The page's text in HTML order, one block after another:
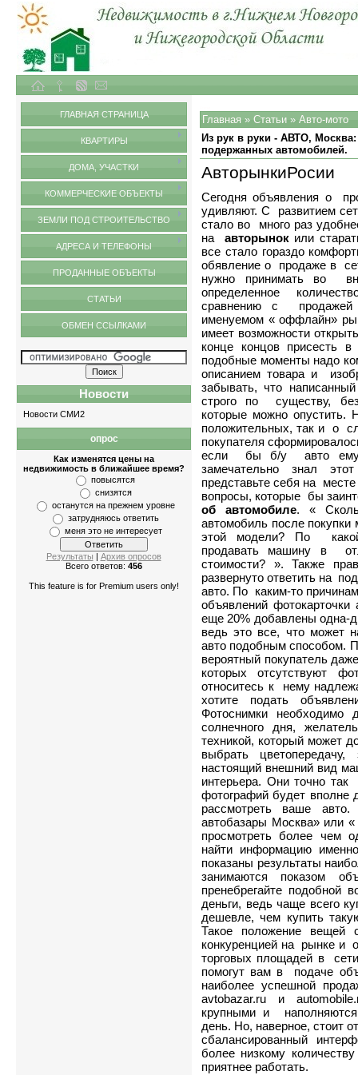
ГЛАВНАЯ СТРАНИЦА
КВАРТИРЫ
ДОМА, УЧАСТКИ
КОММЕРЧЕСКИЕ ОБЪЕКТЫ
ЗЕМЛИ ПОД СТРОИТЕЛЬСТВО
АДРЕСА И ТЕЛЕФОНЫ
ПРОДАННЫЕ ОБЪЕКТЫ
СТАТЬИ
ОБМЕН ССЫЛКАМИ
Новости
Новости СМИ2
опрос
Как изменятся цены на
недвижимость в ближайшее время?
повысятся
снизятся
останутся на прежнем уровне
затрудняюсь ответить
меня это не интересует
Результаты | Архив опросов
Всего ответов: 456
This feature is for Premium users only!
Главная » Статьи » Авто-мото
Из рук в руки - АВТО,
подержанных автомобилей.
АвторынкиРосии
Сегодняобъявления о
удивляют. С развитием
стало во много раз
на авторынокили
все стало гораздо
обявление о продаже в
нужно принимать во
определенное
сравнению с
именуемом « оффлайн»
имеет возможности
конце концов присесть
подобные моменты надо
описанием товара и
забывать, что
строго по существу,
которые можно опустить.
положительных, так и о
покупателя
если быб/у авто
замечательно знал
представьте себя на
вопросы, которые бы
об автомобиле. «
автомобиль после покупки
этой модели? По
продавать машину в
стоимости? ». Также
развернуто ответить на
авто. По каким-то
объявлений
еще 20% добавлены одна-
ведь это все, что может
авто подобным способом.
вероятный покупатель
которых отсутствуют
относитесь к нему
хотите подать
Фотоснимки
солнечного дня,
техникой, который может
выбрать
настоящий внешний вид
интерьера. Они точно
фотографий будет вполне
рассмотреть ваше
автобазары Москва» или
просмотреть более чем
найти информацию
показаны результаты
занимаются показом
пренебрегайте подобной
деньги, ведь чаще всего
дешевле, чем купить
Такое положение вещей
конкуренцией на рынке и
торговых площадей в
помогут вам в подаче
наиболее успешной
avtobazar.ru и
крупными и
день. Но, наверное, стоит
сбалансированный
более низкому
приятнее работать.
Квартиры-однокомнатные,двухкомнатные